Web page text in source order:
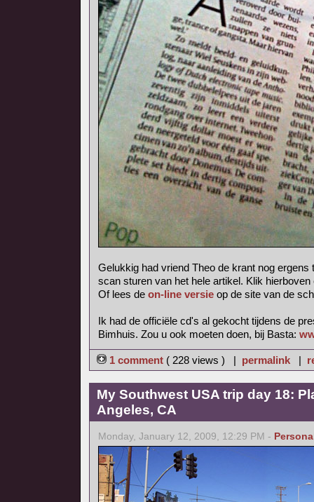
Gelukkig had vriend Theo de krant nog ergens
scan sturen van het hele artikel. Klik
Of lees de on-line versie op de site van de
Ik had de officiële cd's al gekocht tijdens de
Bimhuis. Zou u ook moeten doen, bij Basta:
1 comment ( 228 views ) | permalink |
My Southwest USA trip day 18:
Angeles, CA
Monday, January 12, 2009, 12:29 PM -